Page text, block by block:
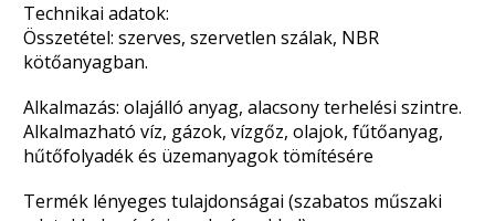
Technikai adatok:
Összetétel: szerves, szervetlen szálak, NBR
kötőanyagban.
Alkalmazás: olajálló anyag, alacsony terhelési szintre.
Alkalmazható víz, gázok, vízgőz, olajok, fűtőanyag,
hűtőfolyadék és üzemanyagok tömítésére
Termék lényeges tulajdonságai (szabatos műszaki